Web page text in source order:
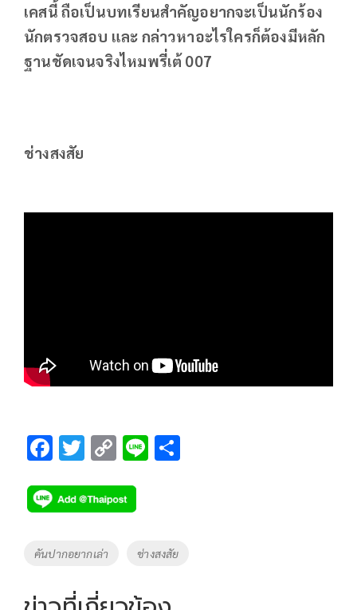
เคสนี้ ถือเป็นบทเรียนสำคัญอยากจะเป็นนักร้อง
นักตรวจสอบ และ กล่าวหาอะไรใครก็ต้องมีหลัก
ฐานชัดเจนจริงไหมพรี่เต้ 007
ช่างสงสัย
F
e
b
o
k
T
tt
er
C
p
y
Li
k
Li
Tags
คันปากอยากเล่า ช่างสงสัย